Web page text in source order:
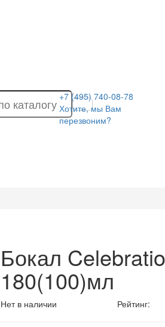
+7 (495) 740-08-78
Хотите, мы Вам
перезвоним?
Бокал
180(100)мл
Нет в наличии Рейтинг: